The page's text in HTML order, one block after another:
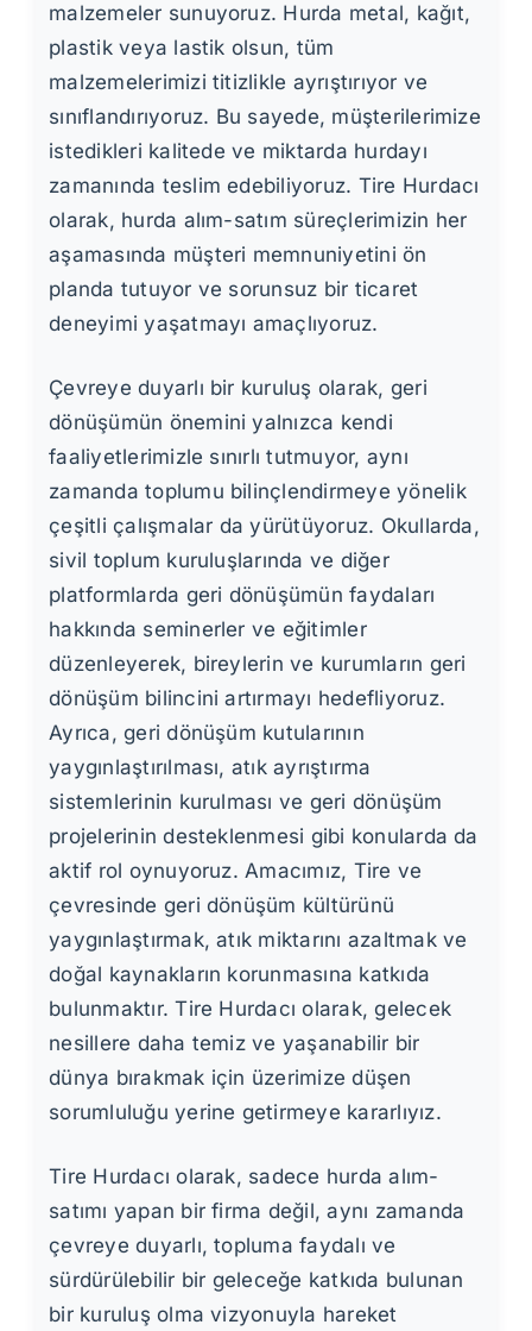
malzemeler sunuyoruz. Hurda metal, kağıt,
plastik veya lastik olsun, tüm
malzemelerimizi titizlikle ayrıştırıyor ve
sınıflandırıyoruz. Bu sayede, müşterilerimize
istedikleri kalitede ve miktarda hurdayı
zamanında teslim edebiliyoruz. Tire Hurdacı
olarak, hurda alım-satım süreçlerimizin her
aşamasında müşteri memnuniyetini ön
planda tutuyor ve sorunsuz bir ticaret
deneyimi yaşatmayı amaçlıyoruz.
Çevreye duyarlı bir kuruluş olarak, geri
dönüşümün önemini yalnızca kendi
faaliyetlerimizle sınırlı tutmuyor, aynı
zamanda toplumu bilinçlendirmeye yönelik
çeşitli çalışmalar da yürütüyoruz. Okullarda,
sivil toplum kuruluşlarında ve diğer
platformlarda geri dönüşümün faydaları
hakkında seminerler ve eğitimler
düzenleyerek, bireylerin ve kurumların geri
dönüşüm bilincini artırmayı hedefliyoruz.
Ayrıca, geri dönüşüm kutularının
yaygınlaştırılması, atık ayrıştırma
sistemlerinin kurulması ve geri dönüşüm
projelerinin desteklenmesi gibi konularda da
aktif rol oynuyoruz. Amacımız, Tire ve
çevresinde geri dönüşüm kültürünü
yaygınlaştırmak, atık miktarını azaltmak ve
doğal kaynakların korunmasına katkıda
bulunmaktır. Tire Hurdacı olarak, gelecek
nesillere daha temiz ve yaşanabilir bir
dünya bırakmak için üzerimize düşen
sorumluluğu yerine getirmeye kararlıyız.
Tire Hurdacı olarak, sadece hurda alım-
satımı yapan bir firma değil, aynı zamanda
çevreye duyarlı, topluma faydalı ve
sürdürülebilir bir geleceğe katkıda bulunan
bir kuruluş olma vizyonuyla hareket